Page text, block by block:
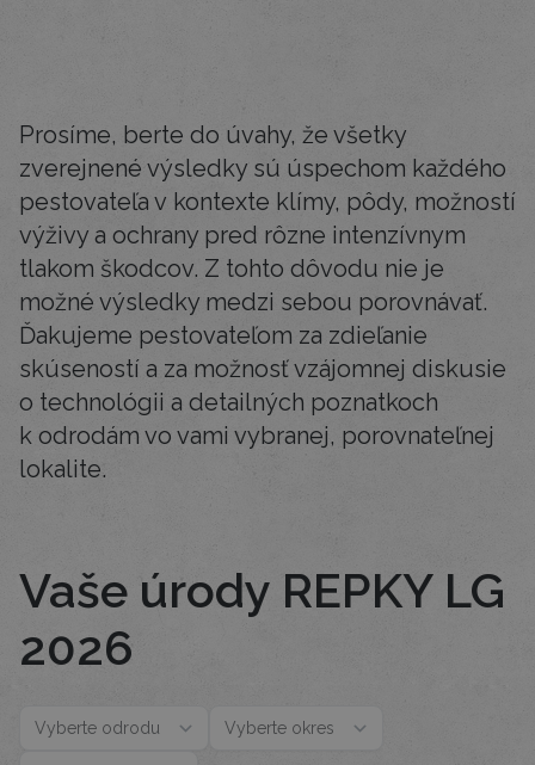
Prosíme, berte do úvahy, že všetky
zverejnené výsledky sú úspechom každého
pestovateľa v kontexte klímy, pôdy, možností
výživy a ochrany pred rôzne intenzívnym
tlakom škodcov. Z tohto dôvodu nie je
možné výsledky medzi sebou porovnávať.
Ďakujeme pestovateľom za zdieľanie
skúseností a za možnosť vzájomnej diskusie
o technológii a detailných poznatkoch
k odrodám vo vami vybranej, porovnateľnej
lokalite.
Vaše úrody REPKY LG
2026